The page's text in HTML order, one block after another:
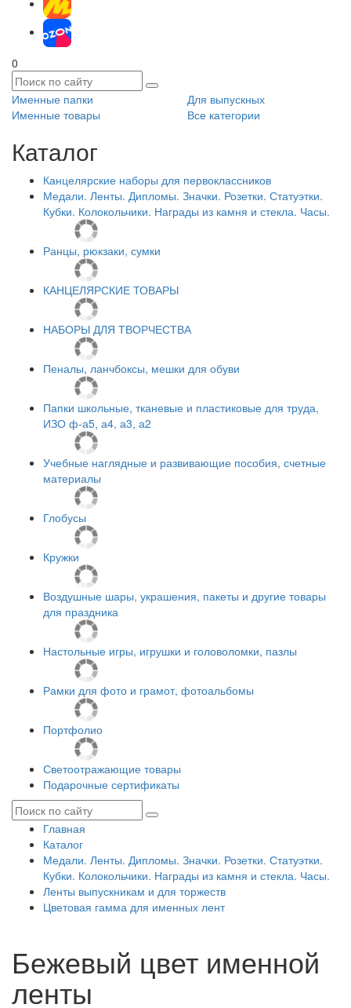
0
Именные папки
Для выпускных
Именные товары
Все категории
Каталог
Канцелярские наборы для первоклассников
Медали. Ленты. Дипломы. Значки. Розетки. Статуэтки.
Кубки. Колокольчики. Награды из камня и стекла. Часы.
Ранцы, рюкзаки, сумки
КАНЦЕЛЯРСКИЕ ТОВАРЫ
НАБОРЫ ДЛЯ ТВОРЧЕСТВА
Пеналы, ланчбоксы, мешки для обуви
Папки школьные, тканевые и пластиковые для труда,
ИЗО ф-а5, а4, а3, а2
Учебные наглядные и развивающие пособия, счетные
материалы
Глобусы
Кружки
Воздушные шары, украшения, пакеты и другие товары
для праздника
Настольные игры, игрушки и головоломки, пазлы
Рамки для фото и грамот, фотоальбомы
Портфолио
Светоотражающие товары
Подарочные сертификаты
Главная
Каталог
Медали. Ленты. Дипломы. Значки. Розетки. Статуэтки.
Кубки. Колокольчики. Награды из камня и стекла. Часы.
Ленты выпускникам и для торжеств
Цветовая гамма для именных лент
Бежевый цвет именной
ленты